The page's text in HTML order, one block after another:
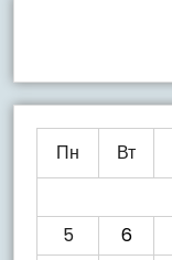
Пн Вт
5
6